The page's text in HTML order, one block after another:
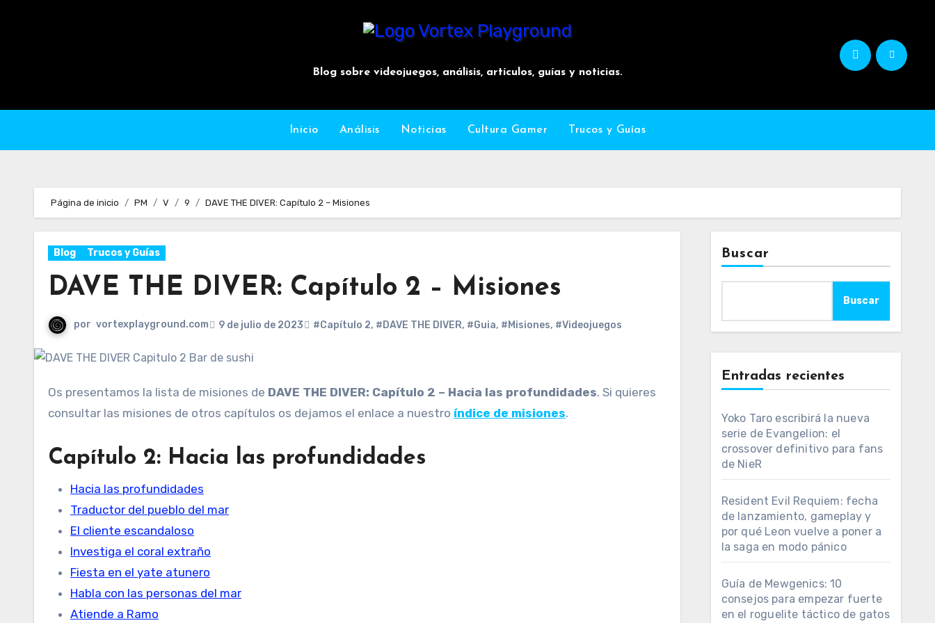
Vortex Playground
Blog sobre videojuegos, análisis, artículos, guías y noticias.
Inicio Análisis Noticias Cultura Gamer Trucos y Guías
Página de inicio PM V 9 DAVE THE DIVER: Capítulo 2 – Misiones
Blog Trucos y Guías
DAVE THE DIVER: Capítulo 2 – Misiones
por vortexplayground.com 9 de julio de 2023 #Capítulo 2, #DAVE THE DIVER, #Guia, #Misiones, #Videojuegos
Os presentamos la lista de misiones de DAVE THE DIVER: Capítulo 2 – Hacia las profundidades. Si quieres
consultar las misiones de otros capítulos os dejamos el enlace a nuestro índice de misiones.
Capítulo 2: Hacia las profundidades
Hacia las profundidades
Traductor del pueblo del mar
El cliente escandaloso
Investiga el coral extraño
Fiesta en el yate atunero
Habla con las personas del mar
Atiende a Ramo
Buscar
Buscar
Entradas recientes
Yoko Taro escribirá la nueva
serie de Evangelion: el
crossover definitivo para fans
de NieR
Resident Evil Requiem: fecha
de lanzamiento, gameplay y
por qué Leon vuelve a poner a
la saga en modo pánico
Guía de Mewgenics: 10
consejos para empezar fuerte
en el roguelite táctico de gatos